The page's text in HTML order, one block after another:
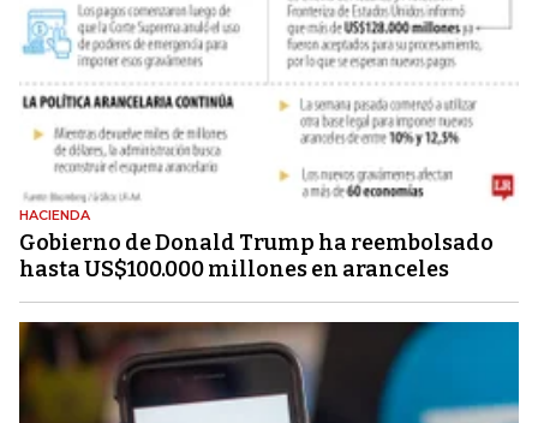
HACIENDA
Gobierno de Donald Trump ha reembolsado
hasta US$100.000 millones en aranceles